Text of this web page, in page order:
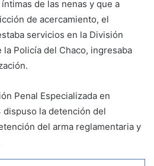
de las nenas y que a
de acercamiento, el
servicios en la División
la Policía del Chaco, ingresaba
Penal Especializada en
dispuso la detención del
del arma reglamentaria y